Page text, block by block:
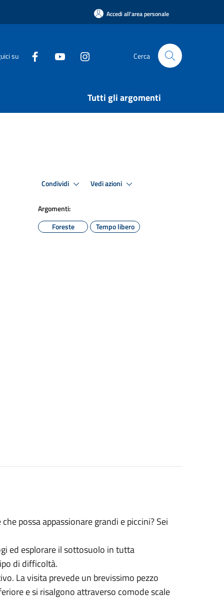
Accedi all'area personale
su Cerca
Tutti gli argomenti
Condividi Vedi azioni
Argomenti:
Foreste
Tempo libero
possa appassionare grandi e piccini? Sei
ed esplorare il sottosuolo in tutta
di difficoltà.
La visita prevede un brevissimo pezzo
e si risalgono attraverso comode scale